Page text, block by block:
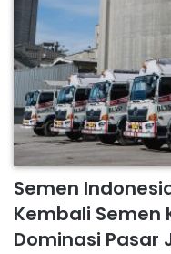
Semen
Kembali Semen
Dominasi Pasar